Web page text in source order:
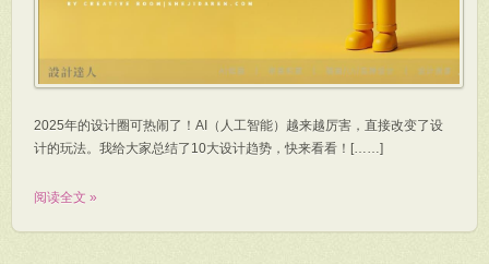
2025年的设计圈可热闹了！AI（人工智能）越来越厉害，直接改变了设
计的玩法。我给大家总结了10大设计趋势，快来看看！[……]
阅读全文 »